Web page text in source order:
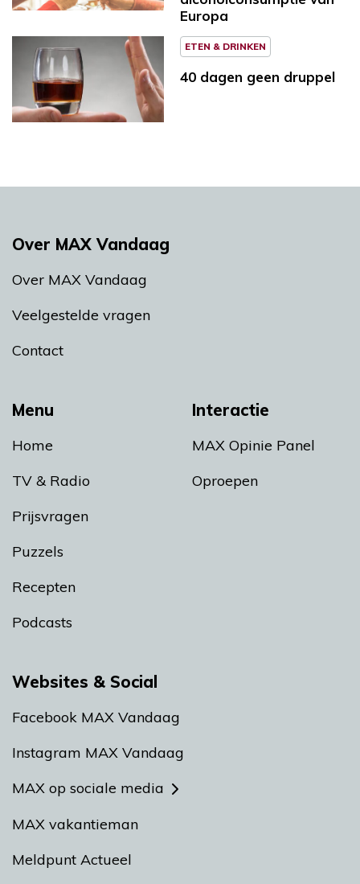
Europa
ETEN & DRINKEN
40 dagen geen druppel
Menu
Home
TV & Radio
Prijsvragen
Puzzels
Recepten
Podcasts
Interactie
MAX Opinie Panel
Oproepen
Over MAX Vandaag
Over MAX Vandaag
Veelgestelde vragen
Contact
Websites & Social
Facebook MAX Vandaag
Instagram MAX Vandaag
MAX op sociale media
MAX vakantieman
Meldpunt Actueel